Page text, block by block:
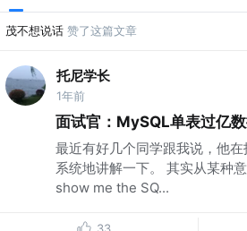
茂不想说话 赞了这篇文章
托尼学长
1年前
面试官：MySQL单表过亿
最近有好几个同学跟我说，他
系统地讲解一下。 其实从某种
show me the SQ...